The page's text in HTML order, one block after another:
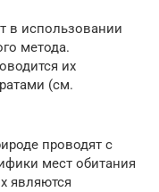
в использовании
метода.
их
(см.
проводят с
мест обитания
являются